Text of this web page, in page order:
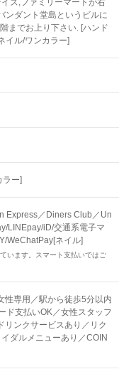
ズ,ファミリーマートが右
ンダント堂島というビルに
までお上り下さい. [ハンド
イル/ワンカラー]
ー]
Express／Diners Club／Un
LINEpay/iD/交通系電子マ
WeChatPay[ネイル]
います。スマート支払いではご
性専用／駅から徒歩5分以内
ド支払いOK／女性スタッフ
リンクサービスあり／リク
ダルメニューあり／COIN